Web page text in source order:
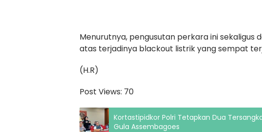
Menurutnya, pengusutan perkara ini
atas terjadinya blackout listrik yang sempat
(H.R)
Post Views: 70
Kortastipidkor Polri Tetapkan Dua
Gula Assembagoes